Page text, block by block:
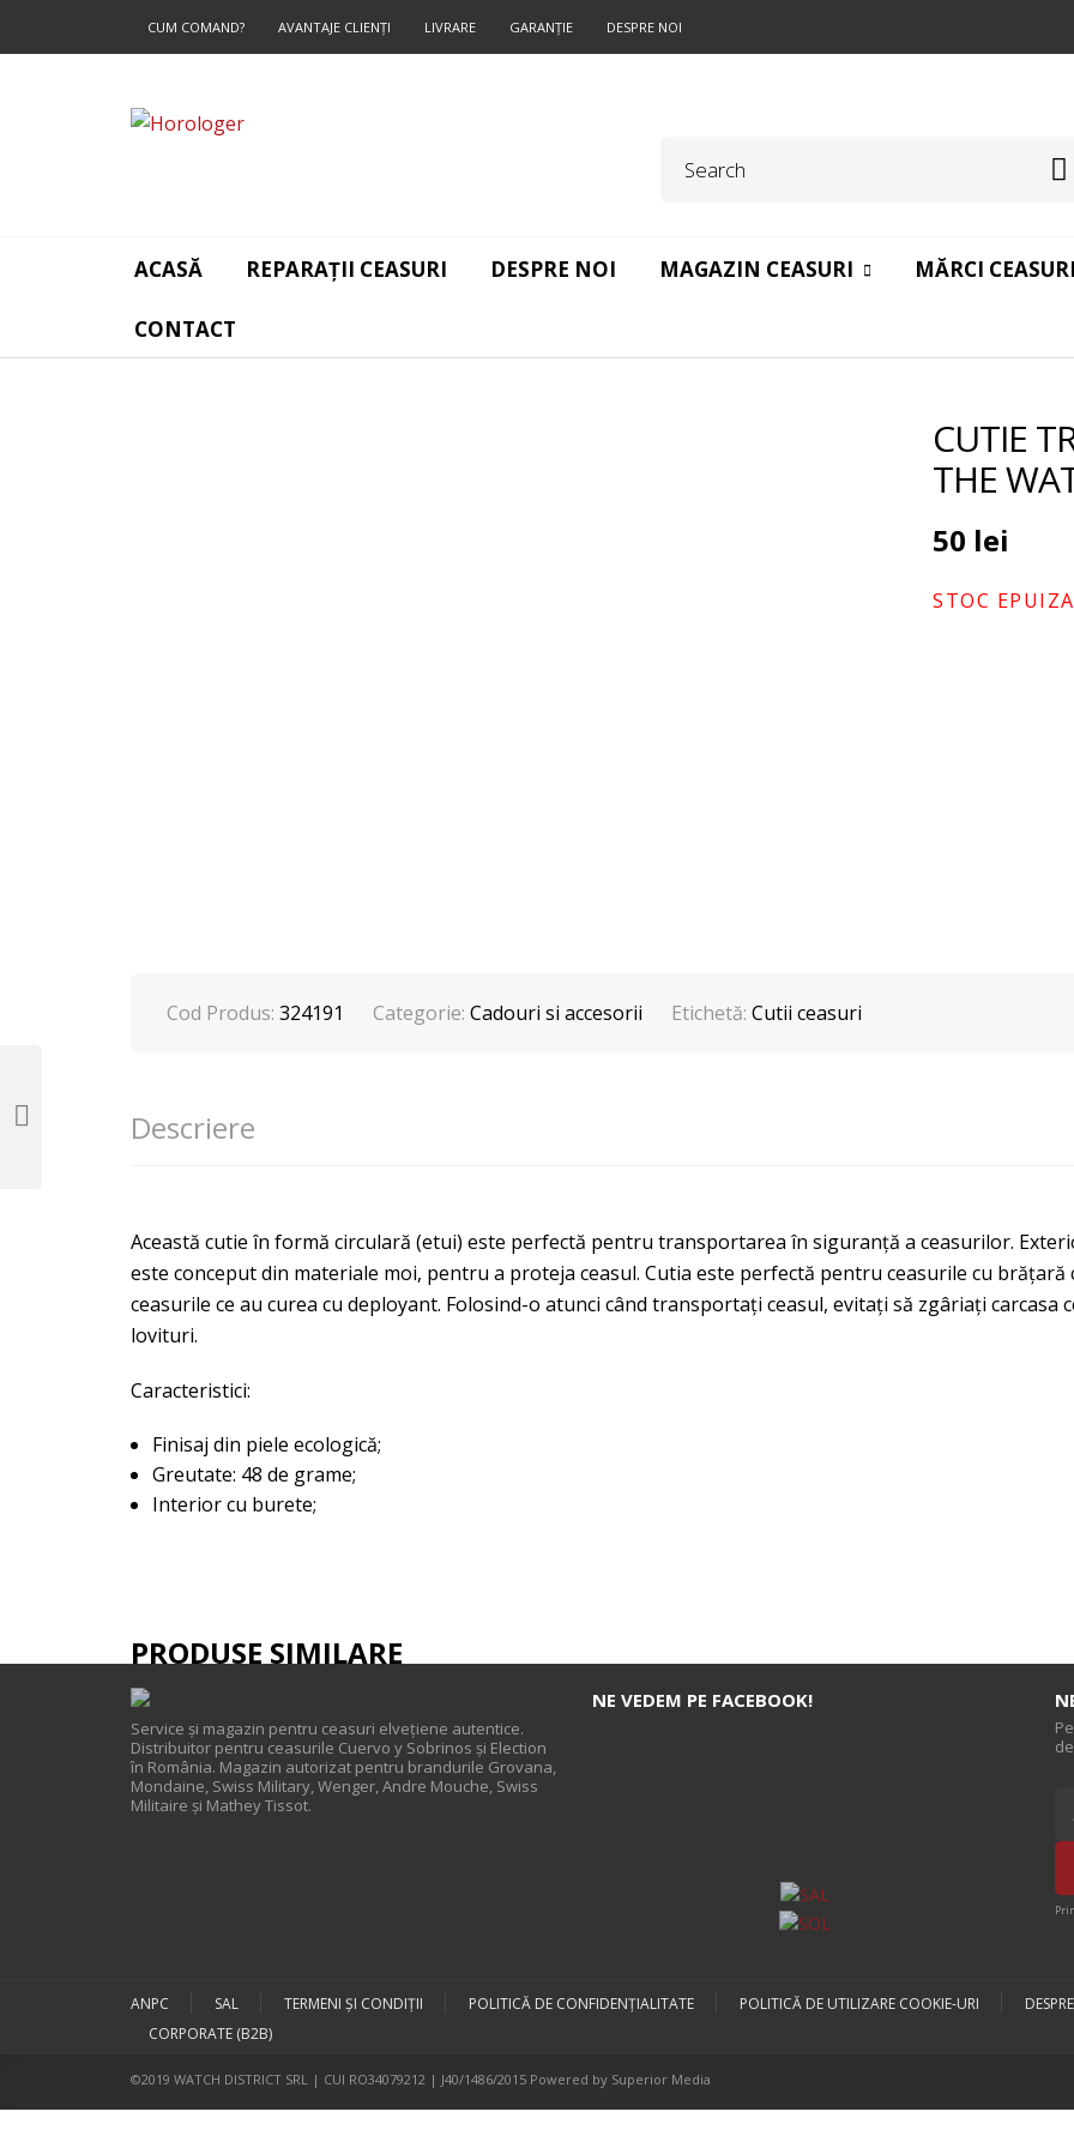
CUM COMAND? AVANTAJE CLIENŢI LIVRARE GARANŢIE DESPRE NOI
ACASĂ REPARAȚII CEASURI DESPRE NOI MAGAZIN CEASURI MĂRCI
CONTACT
CUTIE
THE
50 lei
STOC
Cod Produs:324191 Categorie:Cadouri si accesorii Etichetă:Cutii ceasuri
Descriere
Această cutie în formă circulară (etui) este perfectă pentru transportarea în siguranță a ceasurilor.
este conceput din materiale moi, pentru a proteja ceasul. Cutia este perfectă pentru ceasurile cu
ceasurile ce au curea cu deployant. Folosind-o atunci când transportați ceasul, evitați să zgâriați
lovituri.
Caracteristici:
Finisaj din piele ecologică;
Greutate: 48 de grame;
Interior cu burete;
PRODUSE SIMILARE
Service și magazin pentru ceasuri elveţiene autentice.
Distribuitor pentru ceasurile Cuervo y Sobrinos și Election
în România. Magazin autorizat pentru brandurile Grovana,
Mondaine, Swiss Military, Wenger, Andre Mouche, Swiss
Militaire și Mathey Tissot.
NE VEDEM PE FACEBOOK!
ANPC SAL TERMENI ŞI CONDIŢII POLITICĂ DE CONFIDENȚIALITATE POLITICĂ DE UTILIZARE COOKIE-URI
CORPORATE (B2B)
©2019 WATCH DISTRICT SRL | CUI RO34079212 | J40/1486/2015 Powered by Superior Media